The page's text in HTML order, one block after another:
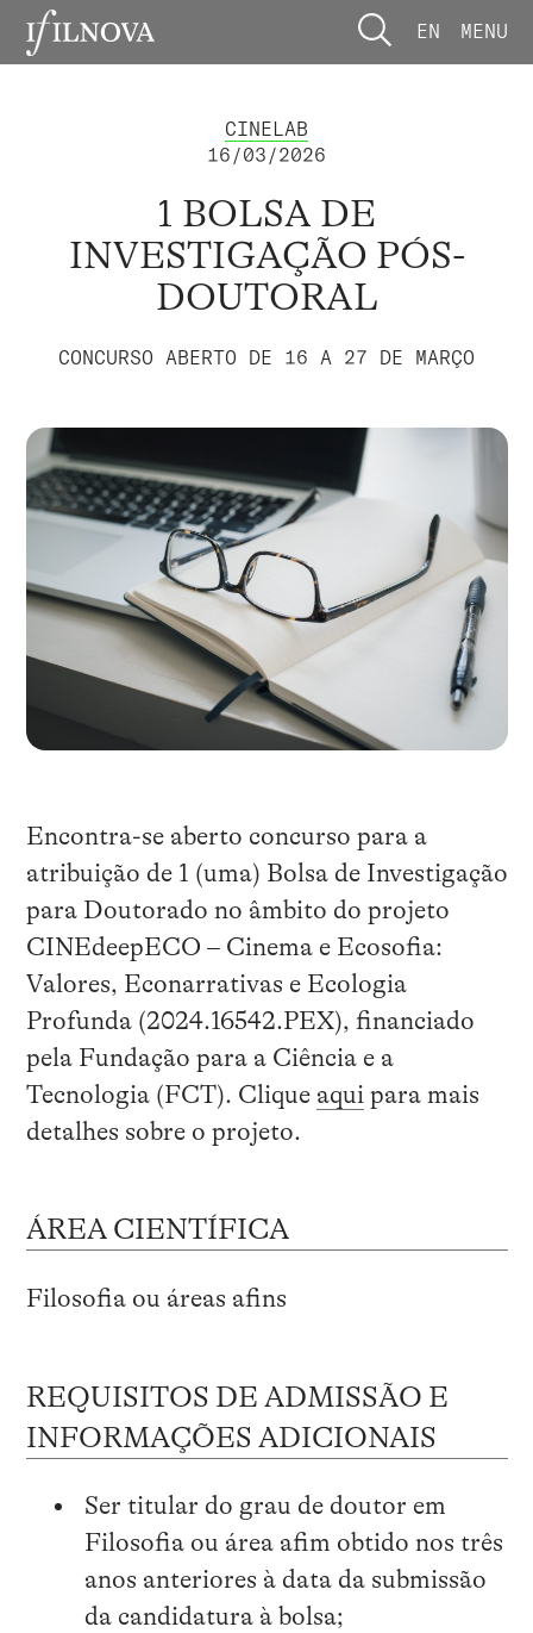
EN MENU
CINELAB
16/03/2026
1 BOLSA DE
INVESTIGAÇÃO PÓS-
DOUTORAL
CONCURSO ABERTO DE 16 A 27 DE MARÇO
Encontra-se aberto concurso para a
atribuição de 1 (uma) Bolsa de Investigação
para Doutorado no âmbito do projeto
CINEdeepECO – Cinema e Ecosofia:
Valores, Econarrativas e Ecologia
Profunda (2024.16542.PEX), financiado
pela Fundação para a Ciência e a
Tecnologia (FCT). Clique aquipara mais
detalhes sobre o projeto.
ÁREA CIENTÍFICA
Filosofia ou áreas afins
REQUISITOS DE ADMISSÃO E
INFORMAÇÕES ADICIONAIS
Ser titular do grau de doutor em
Filosofia ou área afim obtido nos três
anos anteriores à data da submissão
da candidatura à bolsa;